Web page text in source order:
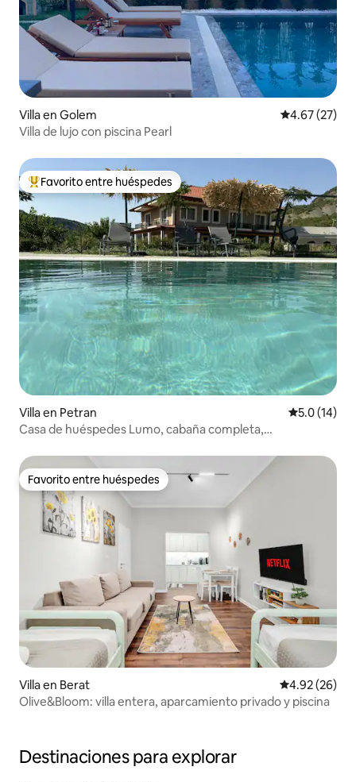
Villa en Golem Calificación
4.67 (27)
Villa de lujo con piscina Pearl
Favorito entre huéspedes preferido
Favorito entre huéspedes
Villa en Petran Calificación
5.0 (14)
Casa de huéspedes Lumo, cabaña completa,
Favorito entre huéspedes
Favorito entre huéspedes
Villa en Berat Calificación
4.92 (26)
Olive&Bloom: villa entera, aparcamiento privado y piscina
Destinaciones para explorar